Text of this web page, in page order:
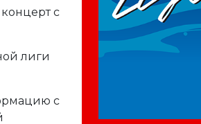
с
лиги
с